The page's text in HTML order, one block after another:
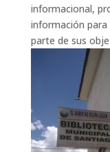
informacional,
información
parte de sus